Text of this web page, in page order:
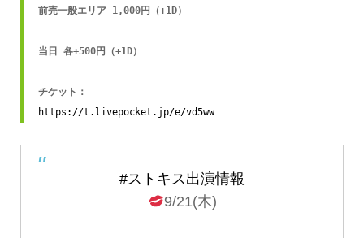
前売一般エリア 1,000円（+1D）
当日 各+500円（+1D）
https://t.livepocket.jp/e/vd5ww
#ストキス出演情報
9/21(木)